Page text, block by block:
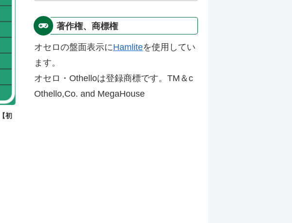
初
著作権、商標権
オセロの盤面表示にHamliteを使用してい
ます。
オセロ・Othelloは登録商標です。TM＆c
Othello,Co. and MegaHouse